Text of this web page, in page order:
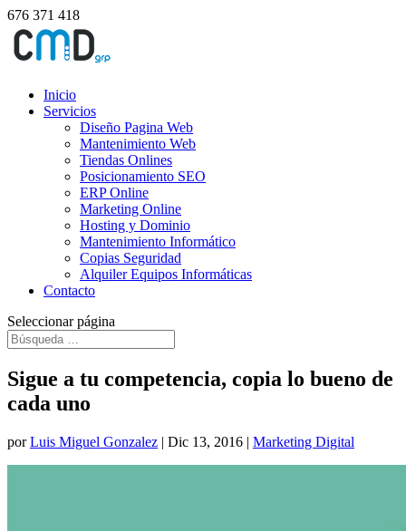
676 371 418
Inicio
Servicios
Diseño Pagina Web
Mantenimiento Web
Tiendas Onlines
Posicionamiento SEO
ERP Online
Marketing Online
Hosting y Dominio
Mantenimiento Informático
Copias Seguridad
Alquiler Equipos Informáticas
Contacto
Seleccionar página
Sigue a tu competencia, copia lo bueno de
cada uno
porLuis Miguel Gonzalez | Dic 13, 2016 | Marketing Digital